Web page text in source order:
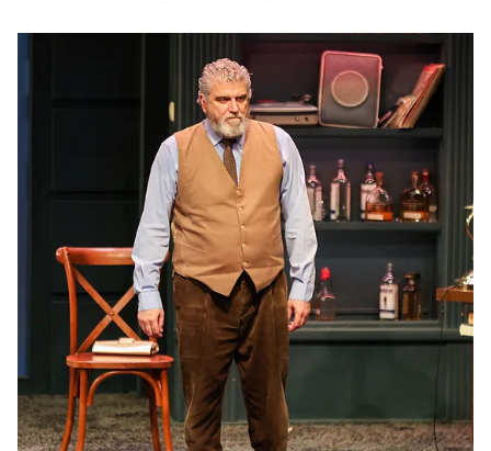
πατέρα τους,